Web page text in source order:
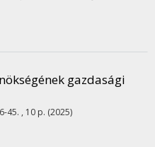
gazdasági
45. , 10 p. (2025)